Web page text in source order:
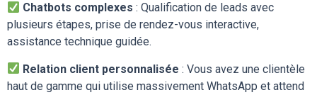
Chatbots complexes : Qualification de leads avec
plusieurs étapes, prise de rendez-vous interactive,
assistance technique guidée.
Relation client personnalisée : Vous avez une clientèle
haut de gamme qui utilise massivement WhatsApp et attend